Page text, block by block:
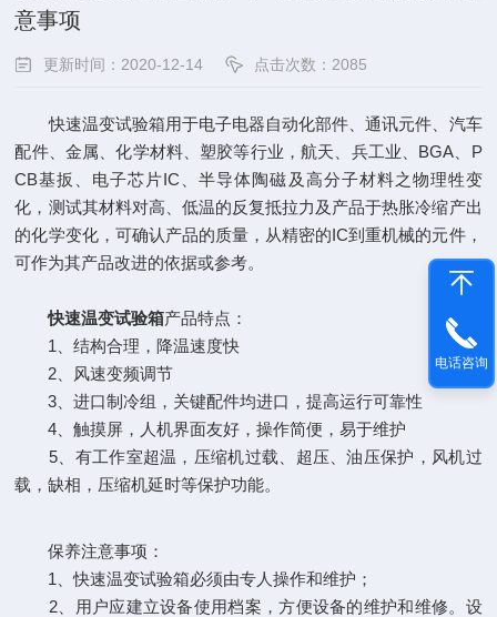
意事项
更新时间：2020-12-14 点击次数：2085
快速温变试验箱用于电子电器自动化部件、通讯元件、汽车
配件、金属、化学材料、塑胶等行业，航天、兵工业、BGA、P
CB基扳、电子芯片IC、半导体陶磁及高分子材料之物理牲变
化，测试其材料对高、低温的反复抵拉力及产品于热胀冷缩产出
的化学变化，可确认产品的质量，从精密的IC到重机械的元件，
可作为其产品改进的依据或参考。
快速温变试验箱产品特点：
1、结构合理，降温速度快
2、风速变频调节
3、进口制冷组，关键配件均进口，提高运行可靠性
4、触摸屏，人机界面友好，操作简便，易于维护
5、有工作室超温，压缩机过载、超压、油压保护，风机过
载，缺相，压缩机延时等保护功能。
保养注意事项：
1、快速温变试验箱必须由专人操作和维护；
2、用户应建立设备使用档案，方便设备的维护和维修。设
电话咨询